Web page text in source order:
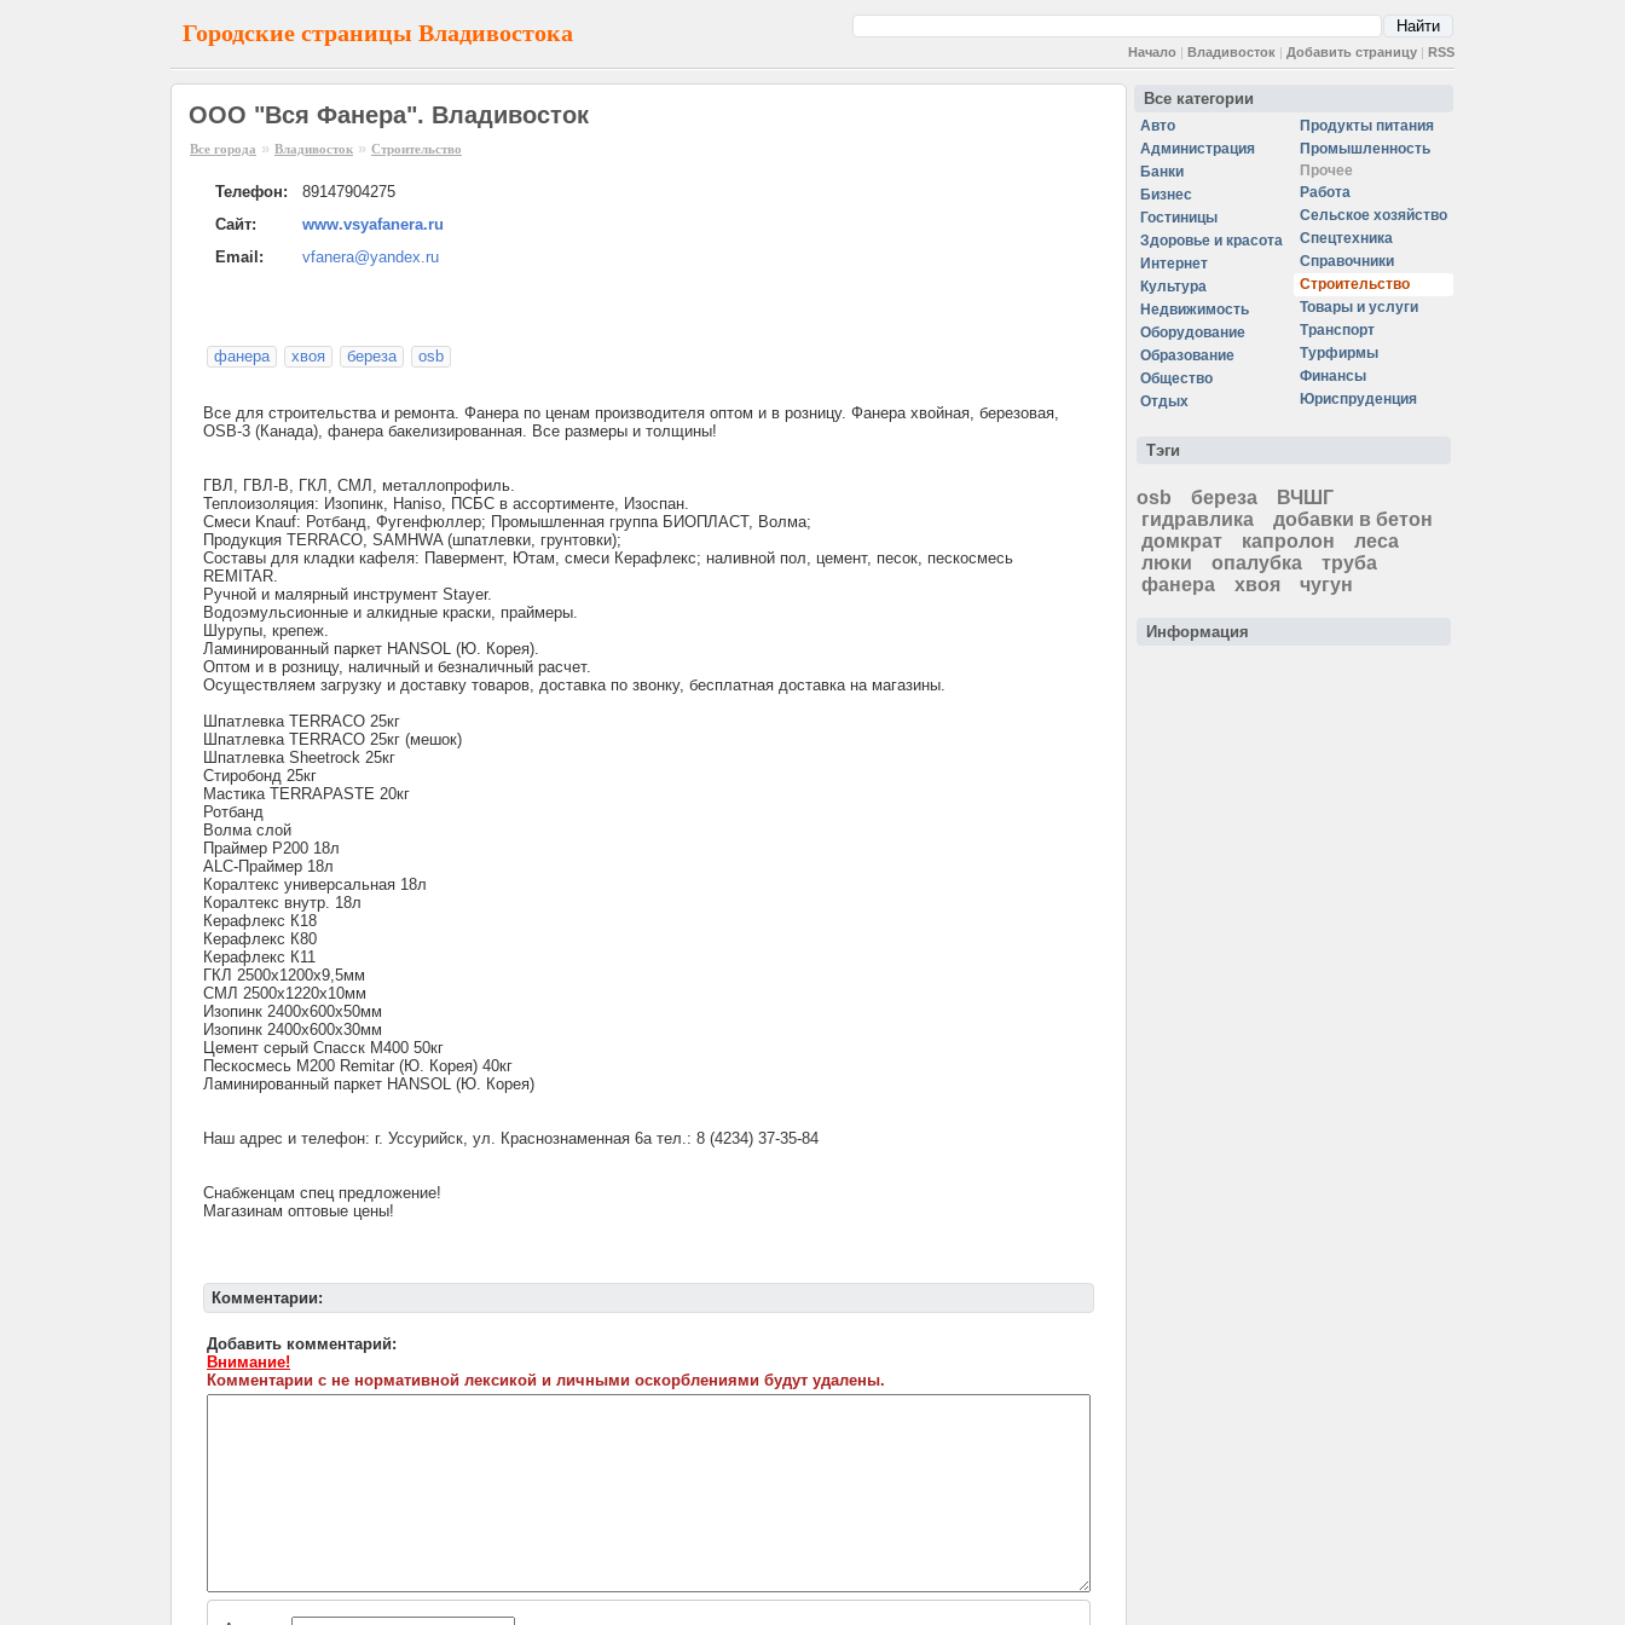
Городские страницы Владивостока
Начало | Владивосток | Добавить страницу | RSS
ООО "Вся Фанера". Владивосток
Все города » Владивосток » Строительство
Телефон:
89147904275
Сайт:
www.vsyafanera.ru
Email:
vfanera@yandex.ru
фанера хвоя береза osb
Все для строительства и ремонта. Фанера по ценам производителя оптом и в розницу. Фанера хвойная, березовая,
OSB-3 (Канада), фанера бакелизированная. Все размеры и толщины!
ГВЛ, ГВЛ-В, ГКЛ, СМЛ, металлопрофиль.
Теплоизоляция: Изопинк, Haniso, ПСБС в ассортименте, Изоспан.
Смеси Knauf: Ротбанд, Фугенфюллер; Промышленная группа БИОПЛАСТ, Волма;
Продукция TERRACO, SAMHWA (шпатлевки, грунтовки);
Составы для кладки кафеля: Павермент, Ютам, смеси Керафлекс; наливной пол, цемент, песок, пескосмесь
REMITAR.
Ручной и малярный инструмент Stayer.
Водоэмульсионные и алкидные краски, праймеры.
Шурупы, крепеж.
Ламинированный паркет HANSOL (Ю. Корея).
Оптом и в розницу, наличный и безналичный расчет.
Осуществляем загрузку и доставку товаров, доставка по звонку, бесплатная доставка на магазины.
Шпатлевка TERRACO 25кг
Шпатлевка TERRACO 25кг (мешок)
Шпатлевка Sheetrock 25кг
Стиробонд 25кг
Мастика TERRAPASTE 20кг
Ротбанд
Волма слой
Праймер Р200 18л
ALC-Праймер 18л
Коралтекс универсальная 18л
Коралтекс внутр. 18л
Керафлекс К18
Керафлекс К80
Керафлекс К11
ГКЛ 2500х1200х9,5мм
СМЛ 2500х1220х10мм
Изопинк 2400х600х50мм
Изопинк 2400х600х30мм
Цемент серый Спасск М400 50кг
Пескосмесь М200 Remitar (Ю. Корея) 40кг
Ламинированный паркет HANSOL (Ю. Корея)
Наш адрес и телефон: г. Уссурийск, ул. Краснознаменная 6а тел.: 8 (4234) 37-35-84
Снабженцам спец предложение!
Магазинам оптовые цены!
Комментарии:
Добавить комментарий:
Внимание!
Комментарии с не нормативной лексикой и личными оскорблениями будут удалены.
Все категории
Авто
Администрация
Банки
Бизнес
Гостиницы
Здоровье и красота
Интернет
Культура
Недвижимость
Оборудование
Образование
Общество
Отдых
Продукты питания
Промышленность
Прочее
Работа
Сельское хозяйство
Спецтехника
Справочники
Строительство
Товары и услуги
Транспорт
Турфирмы
Финансы
Юриспруденция
Тэги
osb береза
ВЧШГ
гидравлика
добавки в бетон
домкрат
капролон
леса
люки
опалубка
труба
фанера
хвоя чугун
Информация